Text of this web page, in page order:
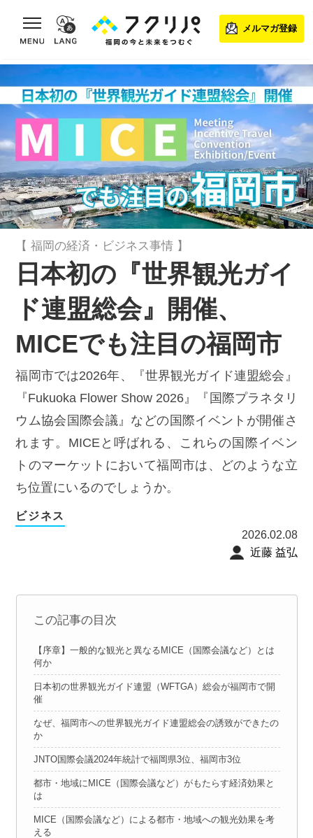
toggle navigation
メルマガ登録
【 福岡の経済・ビジネス事情 】
日本初の『世界観光ガイ
ド連盟総会』開催、
MICEでも注目の福岡市
福岡市では2026年、『世界観光ガイド連盟総会』
『Fukuoka Flower Show 2026』『国際プラネタリ
ウム協会国際会議』などの国際イベントが開催さ
れます。MICEと呼ばれる、これらの国際イベン
トのマーケットにおいて福岡市は、どのような立
ち位置にいるのでしょうか。
ビジネス
2026.02.08
近藤 益弘
この記事の目次
【序章】一般的な観光と異なるMICE（国際会議など）とは
何か
日本初の世界観光ガイド連盟（WFTGA）総会が福岡市で開
催
なぜ、福岡市への世界観光ガイド連盟総会の誘致ができたの
か
JNTO国際会議2024年統計で福岡県3位、福岡市3位
都市・地域にMICE（国際会議など）がもたらす経済効果と
は
MICE（国際会議など）による都市・地域への観光効果を考
える